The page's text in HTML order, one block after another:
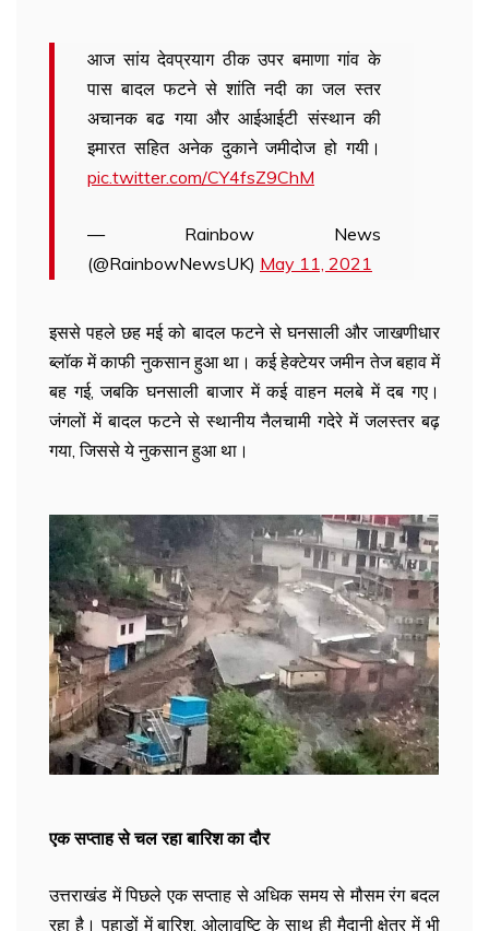
आज सांय देवप्रयाग ठीक उपर बमाणा गांव के
पास बादल फटने से शांति नदी का जल स्तर
अचानक बढ गया और आईआईटी संस्थान की
इमारत सहित अनेक दुकाने जमीदोज हो गयी।
pic.twitter.com/CY4fsZ9ChM
— Rainbow News
(@RainbowNewsUK) May 11, 2021
इससे पहले छह मई को बादल फटने से घनसाली और जाखणीधार
ब्लॉक में काफी नुकसान हुआ था। कई हेक्टेयर जमीन तेज बहाव में
बह गई, जबकि घनसाली बाजार में कई वाहन मलबे में दब गए।
जंगलों में बादल फटने से स्थानीय नैलचामी गदेरे में जलस्तर बढ़
गया, जिससे ये नुकसान हुआ था।
एक सप्ताह से चल रहा बारिश का दौर
उत्तराखंड में पिछले एक सप्ताह से अधिक समय से मौसम रंग बदल
रहा है। पहाड़ों में बारिश, ओलावृष्टि के साथ ही मैदानी क्षेत्र में भी